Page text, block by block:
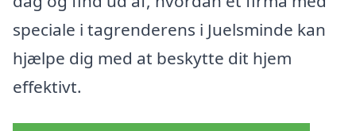
speciale i tagrenderens i Juelsminde kan
hjælpe dig med at beskytte dit hjem
effektivt.